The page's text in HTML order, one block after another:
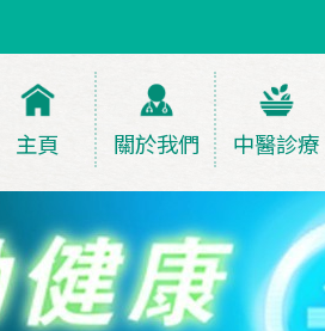
主頁 關於我們 中醫診療